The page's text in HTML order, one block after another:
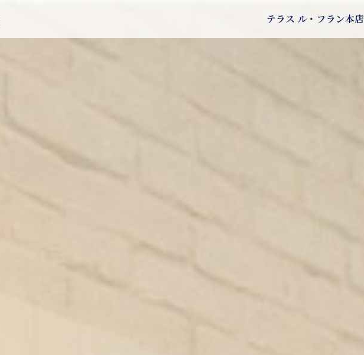
テラス ル・フラン本店